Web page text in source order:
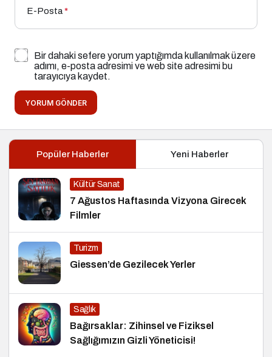
E-Posta*
Bir dahaki sefere yorum yaptığımda kullanılmak üzere
adımı, e-posta adresimi ve web site adresimi bu
tarayıcıya kaydet.
YORUM GÖNDER
Popüler Haberler Yeni Haberler
Kültür Sanat
7 Ağustos Haftasında Vizyona Girecek
Filmler
Turizm
Giessen’de Gezilecek Yerler
Sağlık
Bağırsaklar: Zihinsel ve Fiziksel
Sağlığımızın Gizli Yöneticisi!